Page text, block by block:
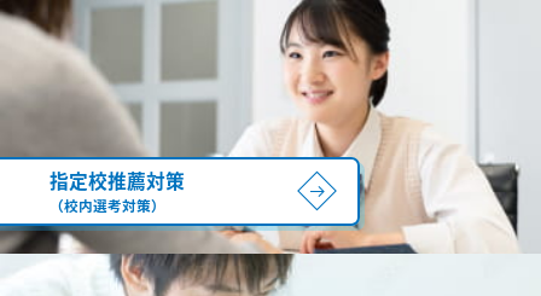
指定校推薦対策
（校内選考対策）